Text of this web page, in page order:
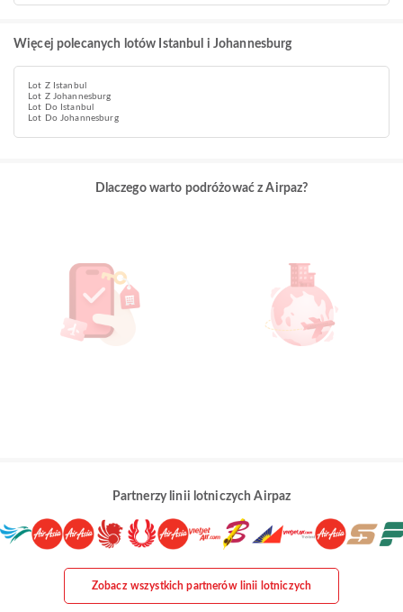
Więcej polecanych lotów Istanbul i Johannesburg
Lot Z Istanbul
Lot Z Johannesburg
Lot Do Istanbul
Lot Do Johannesburg
Dlaczego warto podróżować z Airpaz?
Partnerzy linii lotniczych Airpaz
Zobacz wszystkich partnerów linii lotniczych